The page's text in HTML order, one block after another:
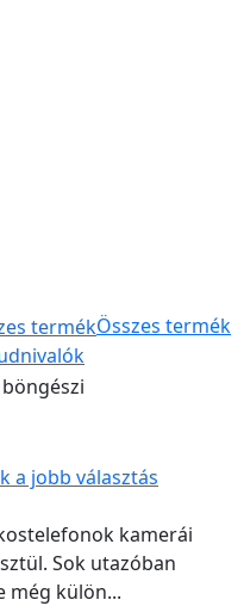
Összes termék
a jobb választás
kamerái
Sok utazóban
még külön...